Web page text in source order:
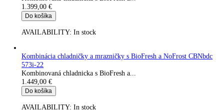
1.349,00
Do košíka
AVAILABILITY:In stock